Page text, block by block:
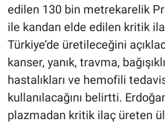
edilen 130 bin metrekarelik
ile kandan elde edilen kritik
Türkiye’de üretileceğini
kanser, yanık, travma,
hastalıkları ve hemofili
kullanılacağını belirtti.
plazmadan kritik ilaç üreten